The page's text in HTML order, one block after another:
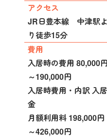
アクセス
JR日豊本線 中津駅よ
り徒歩15分
費用
入居時の費用 80,000円
～190,000円
入居時費用・内訳 入居
金
月額利用料 198,000円
～426,000円